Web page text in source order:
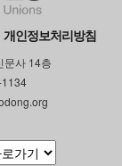
개인정보처리방침
문사 14층